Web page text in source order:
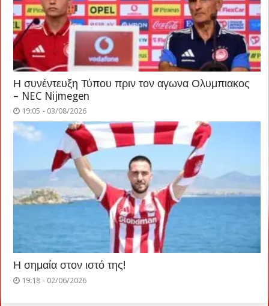
Η συνέντευξη Τύπου πριν τον αγωνα Ολυμπιακος
– NEC Nijmegen
19:05 - 03/08/2026
Η σημαία στον ιστό της!
19:18 - 02/06/2026